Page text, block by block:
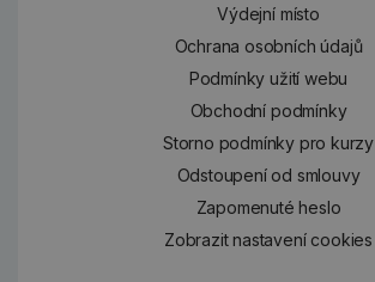
Výdejní místo
Ochrana osobních údajů
Podmínky užití webu
Obchodní podmínky
Storno podmínky pro kurzy
Odstoupení od smlouvy
Zapomenuté heslo
Zobrazit nastavení cookies